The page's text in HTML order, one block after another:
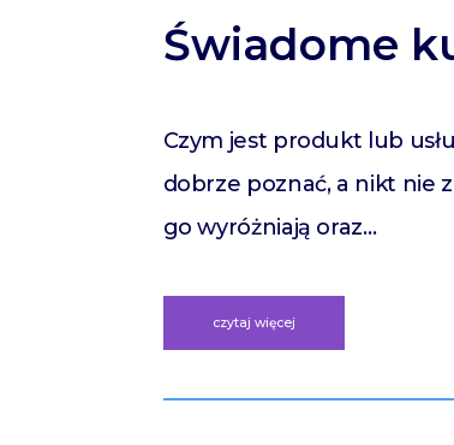
Świadome
Czym jest produkt lub
dobrze poznać, a nikt nie
go wyróżniają oraz…
czytaj więcej